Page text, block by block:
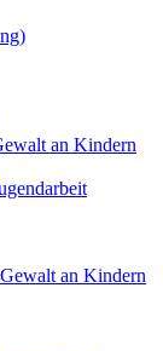
an Kindern
an Kindern